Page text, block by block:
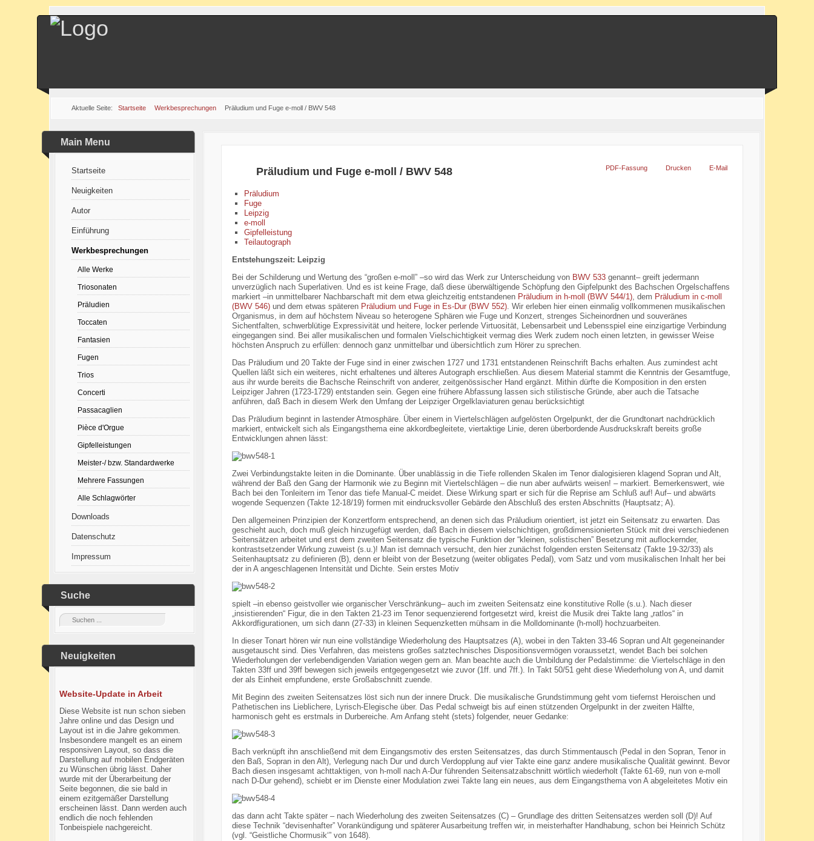
Aktuelle Seite:Startseite Werkbesprechungen Präludium und Fuge e-moll / BWV 548
Main Menu
Startseite
Neuigkeiten
Autor
Einführung
Werkbesprechungen
Alle Werke
Triosonaten
Präludien
Toccaten
Fantasien
Fugen
Trios
Concerti
Passacaglien
Pièce d'Orgue
Gipfelleistungen
Meister-/ bzw. Standardwerke
Mehrere Fassungen
Alle Schlagwörter
Downloads
Datenschutz
Impressum
Suche
Neuigkeiten
Website-Update in Arbeit
Diese Website ist nun schon sieben
Jahre online und das Design und
Layout ist in die Jahre gekommen.
Insbesondere mangelt es an einem
responsiven Layout, so dass die
Darstellung auf mobilen Endgeräten
zu Wünschen übrig lässt. Daher
wurde mit der Überarbeitung der
Seite begonnen, die sie bald in
einem ezitgemäßer Darstellung
erscheinen lässt. Dann werden auch
endlich die noch fehlenden
Tonbeispiele nachgereicht.
PDF-Fassung Drucken E-Mail
Präludium und Fuge e-moll / BWV 548
Präludium
Fuge
Leipzig
e-moll
Gipfelleistung
Teilautograph
Entstehungszeit: Leipzig
Bei der Schilderung und Wertung des “großen e-moll” –so wird das Werk zur Unterscheidung von BWV 533genannt– greift jedermann
unverzüglich nach Superlativen. Und es ist keine Frage, daß diese überwältigende Schöpfung den Gipfelpunkt des Bachschen Orgelschaffens
markiert –in unmittelbarer Nachbarschaft mit dem etwa gleichzeitig entstandenen Präludium in h-moll (BWV 544/1), dem Präludium in c-moll
(BWV 546)und dem etwas späteren Präludium und Fuge in Es-Dur (BWV 552). Wir erleben hier einen einmalig vollkommenen musikalischen
Organismus, in dem auf höchstem Niveau so heterogene Sphären wie Fuge und Konzert, strenges Sicheinordnen und souveränes
Sichentfalten, schwerblütige Expressivität und heitere, locker perlende Virtuosität, Lebensarbeit und Lebensspiel eine einzigartige Verbindung
eingegangen sind. Bei aller musikalischen und formalen Vielschichtigkeit vermag dies Werk zudem noch einen letzten, in gewisser Weise
höchsten Anspruch zu erfüllen: dennoch ganz unmittelbar und übersichtlich zum Hörer zu sprechen.
Das Präludium und 20 Takte der Fuge sind in einer zwischen 1727 und 1731 entstandenen Reinschrift Bachs erhalten. Aus zumindest acht
Quellen läßt sich ein weiteres, nicht erhaltenes und älteres Autograph erschließen. Aus diesem Material stammt die Kenntnis der Gesamtfuge,
aus ihr wurde bereits die Bachsche Reinschrift von anderer, zeitgenössischer Hand ergänzt. Mithin dürfte die Komposition in den ersten
Leipziger Jahren (1723-1729) entstanden sein. Gegen eine frühere Abfassung lassen sich stilistische Gründe, aber auch die Tatsache
anführen, daß Bach in diesem Werk den Umfang der Leipziger Orgelklaviaturen genau berücksichtigt
Das Präludium beginnt in lastender Atmosphäre. Über einem in Viertelschlägen aufgelösten Orgelpunkt, der die Grundtonart nachdrücklich
markiert, entwickelt sich als Eingangsthema eine akkordbegleitete, viertaktige Linie, deren überbordende Ausdruckskraft bereits große
Entwicklungen ahnen lässt:
Zwei Verbindungstakte leiten in die Dominante. Über unablässig in die Tiefe rollenden Skalen im Tenor dialogisieren klagend Sopran und Alt,
während der Baß den Gang der Harmonik wie zu Beginn mit Viertelschlägen – die nun aber aufwärts weisen! – markiert. Bemerkenswert, wie
Bach bei den Tonleitern im Tenor das tiefe Manual-C meidet. Diese Wirkung spart er sich für die Reprise am Schluß auf! Auf– und abwärts
wogende Sequenzen (Takte 12-18/19) formen mit eindrucksvoller Gebärde den Abschluß des ersten Abschnitts (Hauptsatz; A).
Den allgemeinen Prinzipien der Konzertform entsprechend, an denen sich das Präludium orientiert, ist jetzt ein Seitensatz zu erwarten. Das
geschieht auch, doch muß gleich hinzugefügt werden, daß Bach in diesem vielschichtigen, großdimensionierten Stück mit drei verschiedenen
Seitensätzen arbeitet und erst dem zweiten Seitensatz die typische Funktion der “kleinen, solistischen” Besetzung mit auflockernder,
kontrastsetzender Wirkung zuweist (s.u.)! Man ist demnach versucht, den hier zunächst folgenden ersten Seitensatz (Takte 19-32/33) als
Seitenhauptsatz zu definieren (B), denn er bleibt von der Besetzung (weiter obligates Pedal), vom Satz und vom musikalischen Inhalt her bei
der in A angeschlagenen Intensität und Dichte. Sein erstes Motiv
spielt –in ebenso geistvoller wie organischer Verschränkung– auch im zweiten Seitensatz eine konstitutive Rolle (s.u.). Nach dieser
„insistierenden“ Figur, die in den Takten 21-23 im Tenor sequenzierend fortgesetzt wird, kreist die Musik drei Takte lang „ratlos“ in
Akkordfigurationen, um sich dann (27-33) in kleinen Sequenzketten mühsam in die Molldominante (h-moll) hochzuarbeiten.
In dieser Tonart hören wir nun eine vollständige Wiederholung des Hauptsatzes (A), wobei in den Takten 33-46 Sopran und Alt gegeneinander
ausgetauscht sind. Dies Verfahren, das meistens großes satztechnisches Dispositionsvermögen voraussetzt, wendet Bach bei solchen
Wiederholungen der verlebendigenden Variation wegen gern an. Man beachte auch die Umbildung der Pedalstimme: die Viertelschläge in den
Takten 33ff und 39ff bewegen sich jeweils entgegengesetzt wie zuvor (1ff. und 7ff.). In Takt 50/51 geht diese Wiederholung von A, und damit
der als Einheit empfundene, erste Großabschnitt zuende.
Mit Beginn des zweiten Seitensatzes löst sich nun der innere Druck. Die musikalische Grundstimmung geht vom tiefernst Heroischen und
Pathetischen ins Lieblichere, Lyrisch-Elegische über. Das Pedal schweigt bis auf einen stützenden Orgelpunkt in der zweiten Hälfte,
harmonisch geht es erstmals in Durbereiche. Am Anfang steht (stets) folgender, neuer Gedanke:
Bach verknüpft ihn anschließend mit dem Eingangsmotiv des ersten Seitensatzes, das durch Stimmentausch (Pedal in den Sopran, Tenor in
den Baß, Sopran in den Alt), Verlegung nach Dur und durch Verdopplung auf vier Takte eine ganz andere musikalische Qualität gewinnt. Bevor
Bach diesen insgesamt achttaktigen, von h-moll nach A-Dur führenden Seitensatzabschnitt wörtlich wiederholt (Takte 61-69, nun von e-moll
nach D-Dur gehend), schiebt er im Dienste einer Modulation zwei Takte lang ein neues, aus dem Eingangsthema von A abgeleitetes Motiv ein
das dann acht Takte später – nach Wiederholung des zweiten Seitensatzes (C) – Grundlage des dritten Seitensatzes werden soll (D)! Auf
diese Technik “devisenhafter” Vorankündigung und späterer Ausarbeitung treffen wir, in meisterhafter Handhabung, schon bei Heinrich Schütz
(vgl. “Geistliche Chormusik‘” von 1648).